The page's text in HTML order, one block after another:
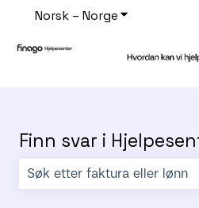
Norsk – NorgeVis
Finn svar i